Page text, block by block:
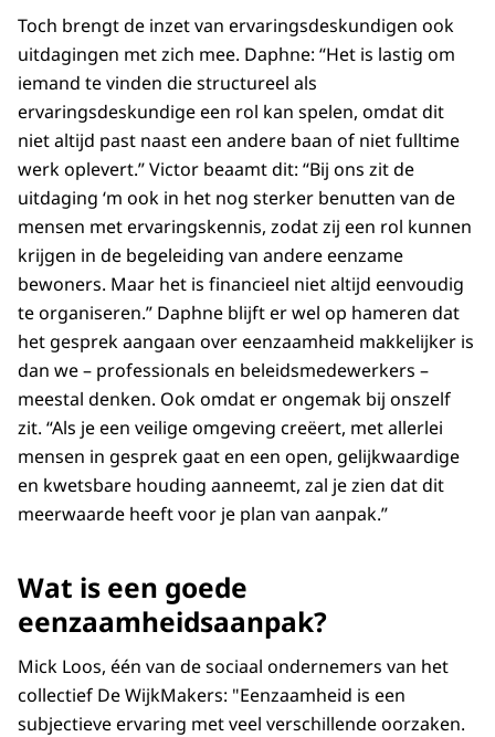
Toch brengt de inzet van ervaringsdeskundigen ook
uitdagingen met zich mee. Daphne: “Het is lastig om
iemand te vinden die structureel als
ervaringsdeskundige een rol kan spelen, omdat dit
niet altijd past naast een andere baan of niet fulltime
werk oplevert.” Victor beaamt dit: “Bij ons zit de
uitdaging ‘m ook in het nog sterker benutten van de
mensen met ervaringskennis, zodat zij een rol kunnen
krijgen in de begeleiding van andere eenzame
bewoners. Maar het is financieel niet altijd eenvoudig
te organiseren.” Daphne blijft er wel op hameren dat
het gesprek aangaan over eenzaamheid makkelijker is
dan we – professionals en beleidsmedewerkers –
meestal denken. Ook omdat er ongemak bij onszelf
zit. “Als je een veilige omgeving creëert, met allerlei
mensen in gesprek gaat en een open, gelijkwaardige
en kwetsbare houding aanneemt, zal je zien dat dit
meerwaarde heeft voor je plan van aanpak.”
Wat is een goede
eenzaamheidsaanpak?
Mick Loos, één van de sociaal ondernemers van het
collectief De WijkMakers: "Eenzaamheid is een
subjectieve ervaring met veel verschillende oorzaken.